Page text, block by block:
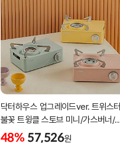
닥터하우스 업그레이드ver. 트위스터
불꽃 트윙클 스토브 미니/가스버너/
캠핑버너
48% 57,526원